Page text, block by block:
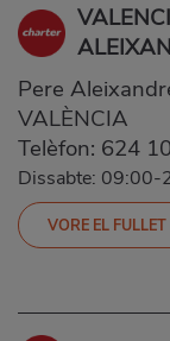
Pere
VALÈNCIA
Telèfon: 624
Dissabte: 09:00-
VORE EL